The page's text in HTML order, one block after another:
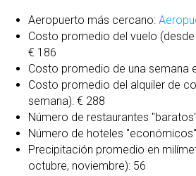
Aeropuerto más cercano:
Costo promedio del vuelo
€ 186
Costo promedio de una semana
Costo promedio del alquiler de
semana): € 288
Número de restaurantes
Número de hoteles
Precipitación promedio en
octubre, noviembre): 56